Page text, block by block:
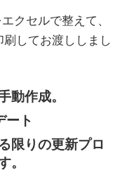
クセルで整えて、
してお渡ししまし
動作成。
ト
限りの更新プロ
。